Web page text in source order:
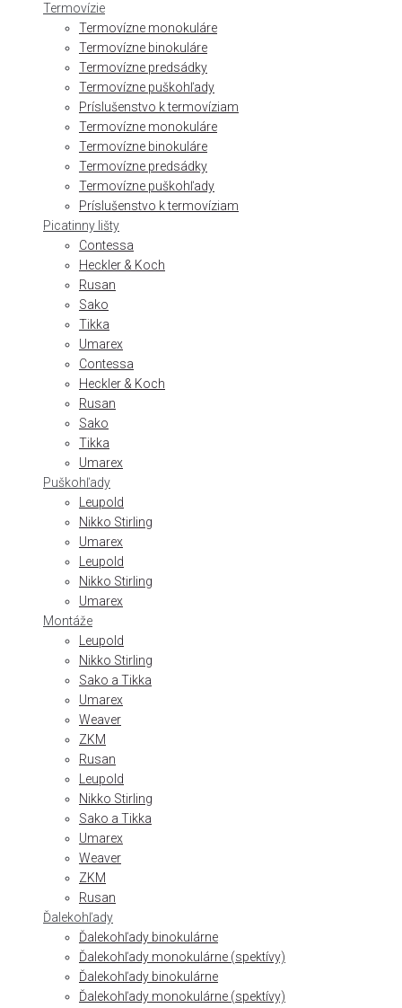
Termovízie
Termovízne monokuláre
Termovízne binokuláre
Termovízne predsádky
Termovízne puškohľady
Príslušenstvo k termovíziam
Termovízne monokuláre
Termovízne binokuláre
Termovízne predsádky
Termovízne puškohľady
Príslušenstvo k termovíziam
Picatinny lišty
Contessa
Heckler & Koch
Rusan
Sako
Tikka
Umarex
Contessa
Heckler & Koch
Rusan
Sako
Tikka
Umarex
Puškohľady
Leupold
Nikko Stirling
Umarex
Leupold
Nikko Stirling
Umarex
Montáže
Leupold
Nikko Stirling
Sako a Tikka
Umarex
Weaver
ZKM
Rusan
Leupold
Nikko Stirling
Sako a Tikka
Umarex
Weaver
ZKM
Rusan
Ďalekohľady
Ďalekohľady binokulárne
Ďalekohľady monokulárne (spektívy)
Ďalekohľady binokulárne
Ďalekohľady monokulárne (spektívy)